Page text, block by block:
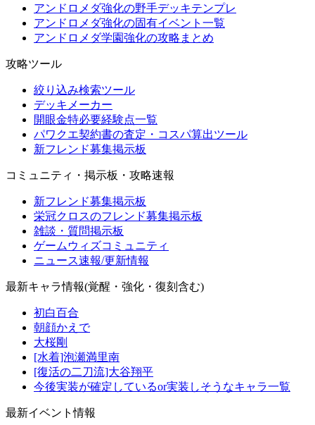
アンドロメダ強化の野手デッキテンプレ
アンドロメダ強化の固有イベント一覧
アンドロメダ学園強化の攻略まとめ
攻略ツール
絞り込み検索ツール
デッキメーカー
開眼金特必要経験点一覧
パワクエ契約書の査定・コスパ算出ツール
新フレンド募集掲示板
コミュニティ・掲示板・攻略速報
新フレンド募集掲示板
栄冠クロスのフレンド募集掲示板
雑談・質問掲示板
ゲームウィズコミュニティ
ニュース速報/更新情報
最新キャラ情報(覚醒・強化・復刻含む)
初白百合
朝顔かえで
大桜剛
[水着]泡瀬満里南
[復活の二刀流]大谷翔平
今後実装が確定しているor実装しそうなキャラ一覧
最新イベント情報